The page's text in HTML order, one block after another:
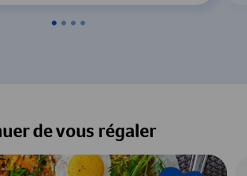
de vous régaler